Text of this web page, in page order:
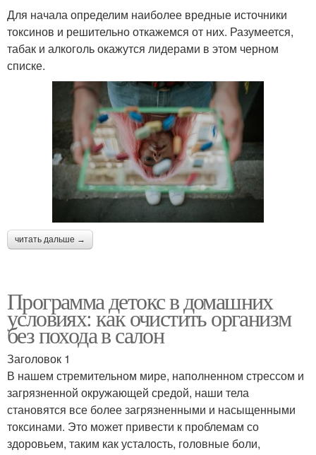
Для начала определим наиболее вредные источники
токсинов и решительно откажемся от них. Разумеется,
табак и алкоголь окажутся лидерами в этом черном
списке.
читать дальше →
Программа детокс в домашних
условиях: как очистить организм
без похода в салон
Заголовок 1
В нашем стремительном мире, наполненном стрессом и
загрязненной окружающей средой, наши тела
становятся все более загрязненными и насыщенными
токсинами. Это может привести к проблемам со
здоровьем, таким как усталость, головные боли,